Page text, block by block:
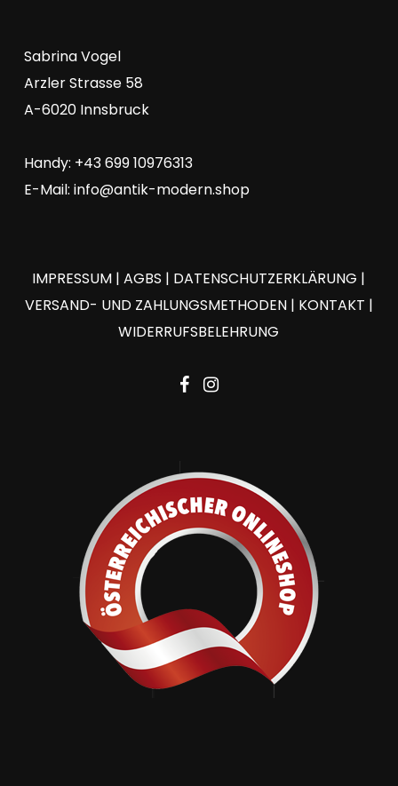
Sabrina Vogel
Arzler Strasse 58
A-6020 Innsbruck
Handy: +43 699 10976313
E-Mail: info@antik-modern.shop
IMPRESSUM |AGBS | DATENSCHUTZERKLÄRUNG |
VERSAND- UND ZAHLUNGSMETHODEN| KONTAKT |
WIDERRUFSBELEHRUNG
facebook
instagram